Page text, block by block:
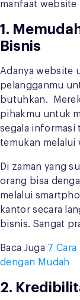
manfaat
1.
Bisnis
Adanya website
pelangganmu
butuhkan.
pihakmu untuk
segala informasi
temukan melalui
Di zaman yang
orang bisa
melalui
kantor secara
bisnis. Sangat
Baca Juga 7
dengan Mudah
2.